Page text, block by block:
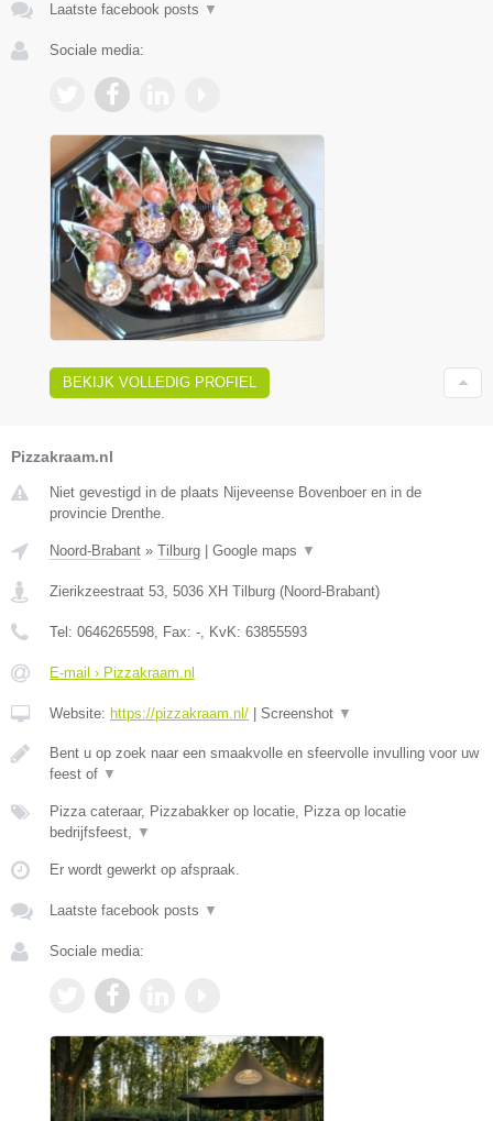
Laatste facebook posts ▼
Sociale media:
BEKIJK VOLLEDIG PROFIEL
Pizzakraam.nl
Niet gevestigd in de plaats Nijeveense Bovenboer en in de
provincie Drenthe.
Noord-Brabant » Tilburg Google maps ▼
Zierikzeestraat 53, 5036 XH Tilburg (Noord-Brabant)
Tel: 0646265598, Fax: -, KvK: 63855593
E-mail › Pizzakraam.nl
Website: https://pizzakraam.nl/ Screenshot ▼
Bent u op zoek naar een smaakvolle en sfeervolle invulling voor uw
feest of ▼
Pizza cateraar, Pizzabakker op locatie, Pizza op locatie
bedrijfsfeest, ▼
Er wordt gewerkt op afspraak.
Laatste facebook posts ▼
Sociale media: